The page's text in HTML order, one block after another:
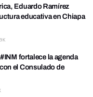
Eduardo Ramírez
educativa en Chiapa
fortalece la agenda
el Consulado de